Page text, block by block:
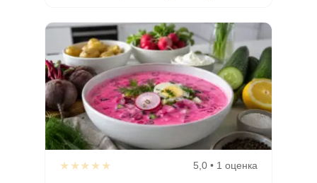
★★★★★ 5,0 • 1 оценка